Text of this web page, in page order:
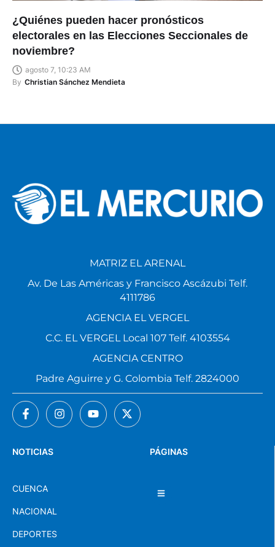
¿Quiénes pueden hacer pronósticos
electorales en las Elecciones Seccionales de
noviembre?
agosto 7, 10:23 AM
By Christian Sánchez Mendieta
PÁGINAS
NOTICIAS
CUENCA
NACIONAL
DEPORTES
MATRIZ EL ARENAL
Av. De Las Américas y Francisco Ascázubi Telf.
4111786
AGENCIA EL VERGEL
C.C. EL VERGEL Local 107 Telf. 4103554
AGENCIA CENTRO
Padre Aguirre y G. Colombia Telf. 2824000